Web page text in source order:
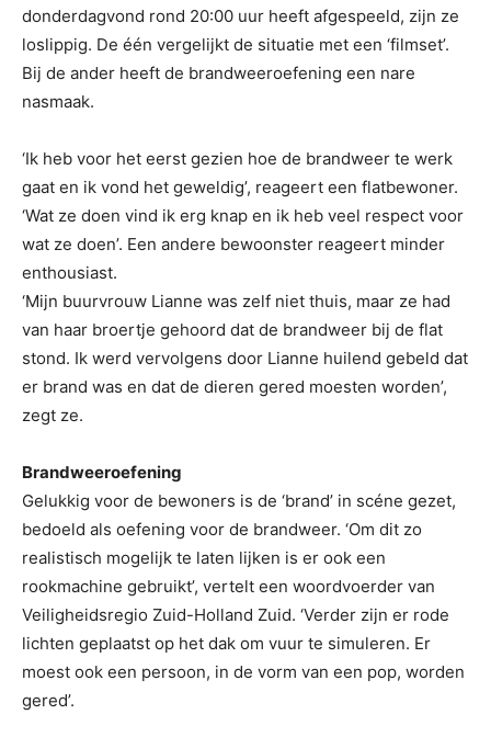
donderdagvond rond 20:00 uur heeft afgespeeld, zijn ze
loslippig. De één vergelijkt de situatie met een ‘filmset’.
Bij de ander heeft de brandweeroefening een nare
nasmaak.
‘Ik heb voor het eerst gezien hoe de brandweer te werk
gaat en ik vond het geweldig’, reageert een flatbewoner.
‘Wat ze doen vind ik erg knap en ik heb veel respect voor
wat ze doen’. Een andere bewoonster reageert minder
enthousiast.
‘Mijn buurvrouw Lianne was zelf niet thuis, maar ze had
van haar broertje gehoord dat de brandweer bij de flat
stond. Ik werd vervolgens door Lianne huilend gebeld dat
er brand was en dat de dieren gered moesten worden’,
zegt ze.
Brandweeroefening
Gelukkig voor de bewoners is de ‘brand’ in scéne gezet,
bedoeld als oefening voor de brandweer. ‘Om dit zo
realistisch mogelijk te laten lijken is er ook een
rookmachine gebruikt’, vertelt een woordvoerder van
Veiligheidsregio Zuid-Holland Zuid. ‘Verder zijn er rode
lichten geplaatst op het dak om vuur te simuleren. Er
moest ook een persoon, in de vorm van een pop, worden
gered’.